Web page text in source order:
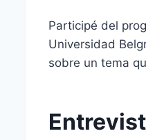
Participé del
Universidad
sobre un tema